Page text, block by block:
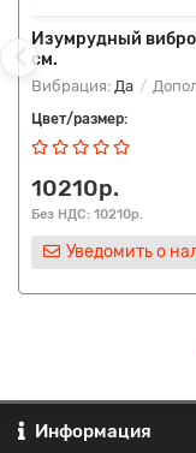
Изумрудный
см.
Вибрация: Да
Цвет/размер:
10210р.
Без НДС: 10210р.
Уведомить о
Информация